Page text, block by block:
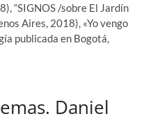
“SIGNOS /sobre El Jardín
Aires, 2018), «Yo vengo
publicada en Bogotá,
Daniel